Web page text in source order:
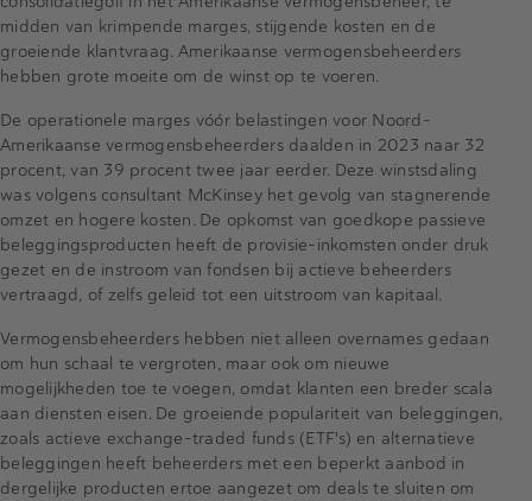
midden van krimpende marges, stijgende kosten en de
groeiende klantvraag. Amerikaanse vermogensbeheerders
hebben grote moeite om de winst op te voeren.
De operationele marges vóór belastingen voor Noord-
Amerikaanse vermogensbeheerders daalden in 2023 naar 32
procent, van 39 procent twee jaar eerder. Deze winstsdaling
was volgens consultant McKinsey het gevolg van stagnerende
omzet en hogere kosten. De opkomst van goedkope passieve
beleggingsproducten heeft de provisie-inkomsten onder druk
gezet en de instroom van fondsen bij actieve beheerders
vertraagd, of zelfs geleid tot een uitstroom van kapitaal.
Vermogensbeheerders hebben niet alleen overnames gedaan
om hun schaal te vergroten, maar ook om nieuwe
mogelijkheden toe te voegen, omdat klanten een breder scala
aan diensten eisen. De groeiende populariteit van beleggingen,
zoals actieve exchange-traded funds (ETF's) en alternatieve
beleggingen heeft beheerders met een beperkt aanbod in
dergelijke producten ertoe aangezet om deals te sluiten om